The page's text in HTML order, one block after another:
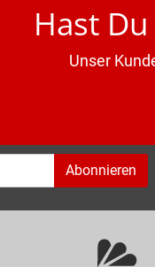
Hast
Unser
Abonnieren